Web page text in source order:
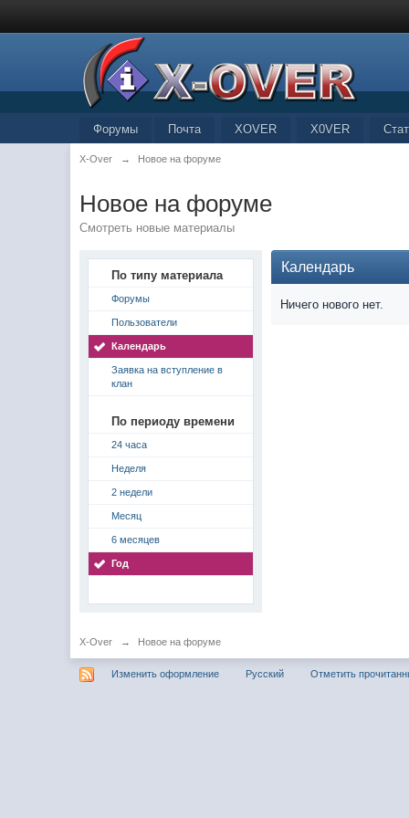
Почта XOVER X0VER
Форумы
X-Over → Новое на форуме
Новое на форуме
Смотреть новые материалы
По типу материала
Форумы
Пользователи
Календарь
Заявка на вступление в
клан
По периоду времени
24 часа
Неделя
2 недели
Месяц
6 месяцев
Год
Календарь
Ничего нового нет.
X-Over → Новое на форуме
Изменить оформление Русский Отметить